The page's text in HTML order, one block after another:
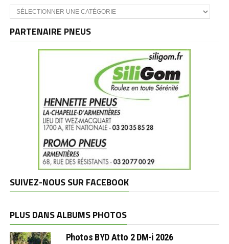
Catégories
et
PARTENAIRE PNEUS
SUIVEZ-NOUS SUR FACEBOOK
PLUS DANS ALBUMS PHOTOS
Photos BYD Atto 2 DM-i 2026